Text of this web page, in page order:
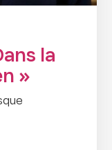
la
»